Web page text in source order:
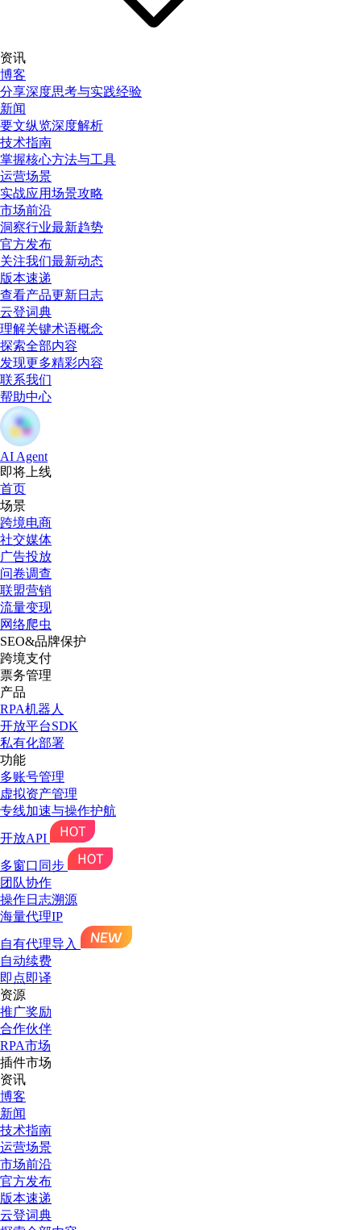
资讯
博客
分享深度思考与实践经验
新闻
要文纵览深度解析
技术指南
掌握核心方法与工具
运营场景
实战应用场景攻略
市场前沿
洞察行业最新趋势
官方发布
关注我们最新动态
版本速递
查看产品更新日志
云登词典
理解关键术语概念
探索全部内容
发现更多精彩内容
联系我们
帮助中心
AI Agent
即将上线
首页
场景
跨境电商
社交媒体
广告投放
问卷调查
联盟营销
流量变现
网络爬虫
SEO&品牌保护
跨境支付
票务管理
产品
RPA机器人
开放平台SDK
私有化部署
功能
多账号管理
虚拟资产管理
专线加速与操作护航
开放API
多窗口同步
团队协作
操作日志溯源
海量代理IP
自有代理导入
自动续费
即点即译
资源
推广奖励
合作伙伴
RPA市场
插件市场
资讯
博客
新闻
技术指南
运营场景
市场前沿
官方发布
版本速递
云登词典